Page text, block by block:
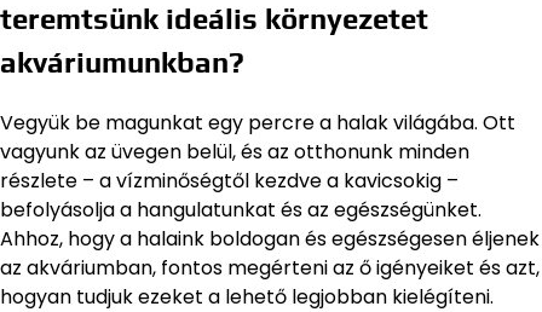
teremtsünk ideális környezetet
akváriumunkban?
Vegyük be magunkat egy percre a halak világába. Ott
vagyunk az üvegen belül, és az otthonunk minden
részlete – a vízminőségtől kezdve a kavicsokig –
befolyásolja a hangulatunkat és az egészségünket.
Ahhoz, hogy a halaink boldogan és egészségesen éljenek
az akváriumban, fontos megérteni az ő igényeiket és azt,
hogyan tudjuk ezeket a lehető legjobban kielégíteni.